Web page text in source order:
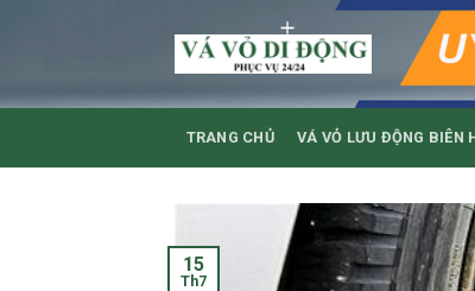
TRANG CHỦ VÁ VỎ LƯU ĐỘNG BIÊN
15
Th7